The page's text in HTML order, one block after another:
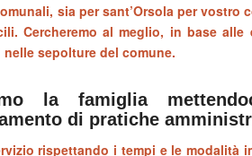
sia per sant’Orsola per
Cercheremo al meglio, in base
sepolture del comune.
la famiglia
di pratiche
rispettando i tempi e le modalità